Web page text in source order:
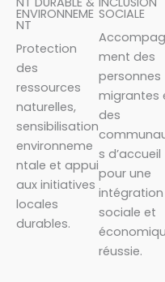
ENVIRONNEME
NT
Protection
des
ressources
naturelles,
sensibilisation
environneme
ntale et appui
aux initiatives
locales
durables.
SOCIALE
ment des
personnes
migrantes
des
s d’accueil
pour une
intégration
sociale et
réussie.